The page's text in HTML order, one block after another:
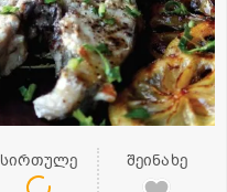
სირთულე შეინახე